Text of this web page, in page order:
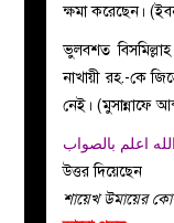
ক্ষমা করেছেন।
ভুলবশত
নাখায়ী রহ.-কে
নেই। (মুসান্নাফে
اعلم بالصواب
উত্তর দিয়েছেন
শায়েখ উমায়ের